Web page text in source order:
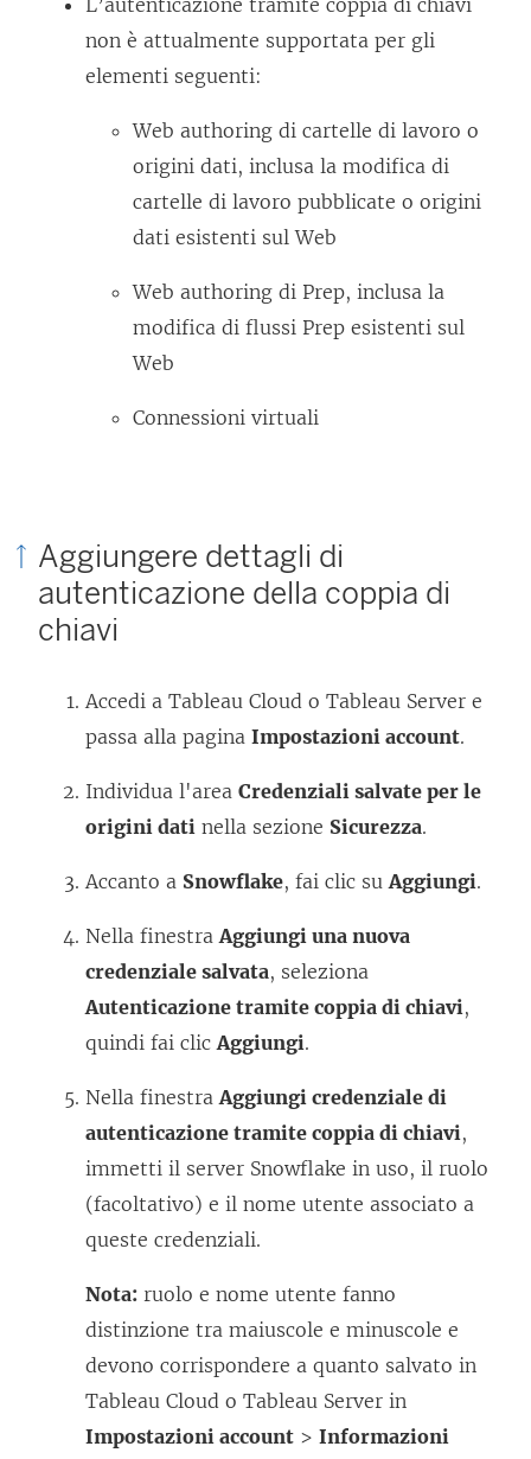
L’autenticazione tramite coppia di chiavi
non è attualmente supportata per gli
elementi seguenti:
Web authoring di cartelle di lavoro o
origini dati, inclusa la modifica di
cartelle di lavoro pubblicate o origini
dati esistenti sul Web
Web authoring di Prep, inclusa la
modifica di flussi Prep esistenti sul
Web
Connessioni virtuali
Aggiungere dettagli di
autenticazione della coppia di
chiavi
Accedi a Tableau Cloud o Tableau Server e
passa alla pagina Impostazioni account.
Individua l'area Credenziali salvate per le
origini dati nella sezione Sicurezza.
Accanto a Snowflake, fai clic suAggiungi.
Nella finestraAggiungi una nuova
credenziale salvata, seleziona
Autenticazione tramite coppia di chiavi,
quindi fai clicAggiungi.
Nella finestraAggiungi credenziale di
autenticazione tramite coppia di chiavi,
immetti il server Snowflake in uso, il ruolo
(facoltativo) e il nome utente associato a
queste credenziali.
Nota: ruolo e nome utente fanno
distinzione tra maiuscole e minuscole e
devono corrispondere a quanto salvato in
Tableau Cloud o Tableau Server in
Impostazioni account > Informazioni